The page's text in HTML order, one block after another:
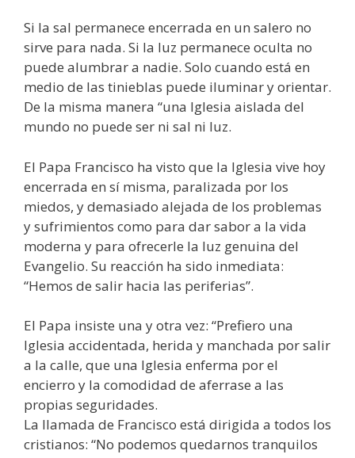
Si la sal permanece encerrada en un salero no
sirve para nada. Si la luz permanece oculta no
puede alumbrar a nadie. Solo cuando está en
medio de las tinieblas puede iluminar y orientar.
De la misma manera “una Iglesia aislada del
mundo no puede ser ni sal ni luz.
El Papa Francisco ha visto que la Iglesia vive hoy
encerrada en sí misma, paralizada por los
miedos, y demasiado alejada de los problemas
y sufrimientos como para dar sabor a la vida
moderna y para ofrecerle la luz genuina del
Evangelio. Su reacción ha sido inmediata:
“Hemos de salir hacia las periferias”.
El Papa insiste una y otra vez: “Prefiero una
Iglesia accidentada, herida y manchada por salir
a la calle, que una Iglesia enferma por el
encierro y la comodidad de aferrase a las
propias seguridades.
La llamada de Francisco está dirigida a todos los
cristianos: “No podemos quedarnos tranquilos